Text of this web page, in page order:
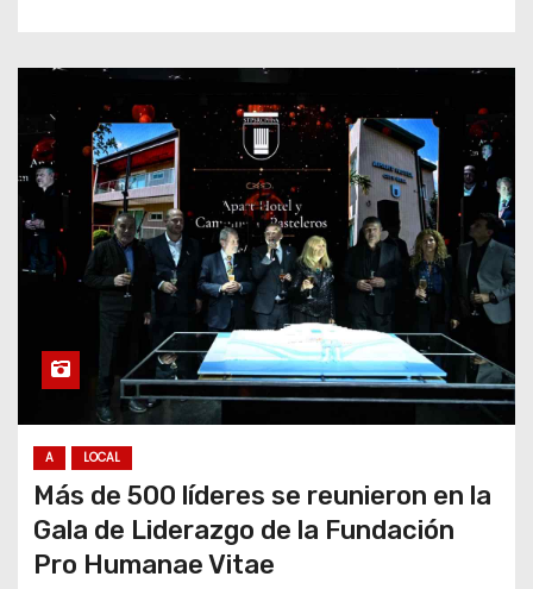
A LOCAL
Más de 500 líderes se reunieron en la
Gala de Liderazgo de la Fundación
Pro Humanae Vitae